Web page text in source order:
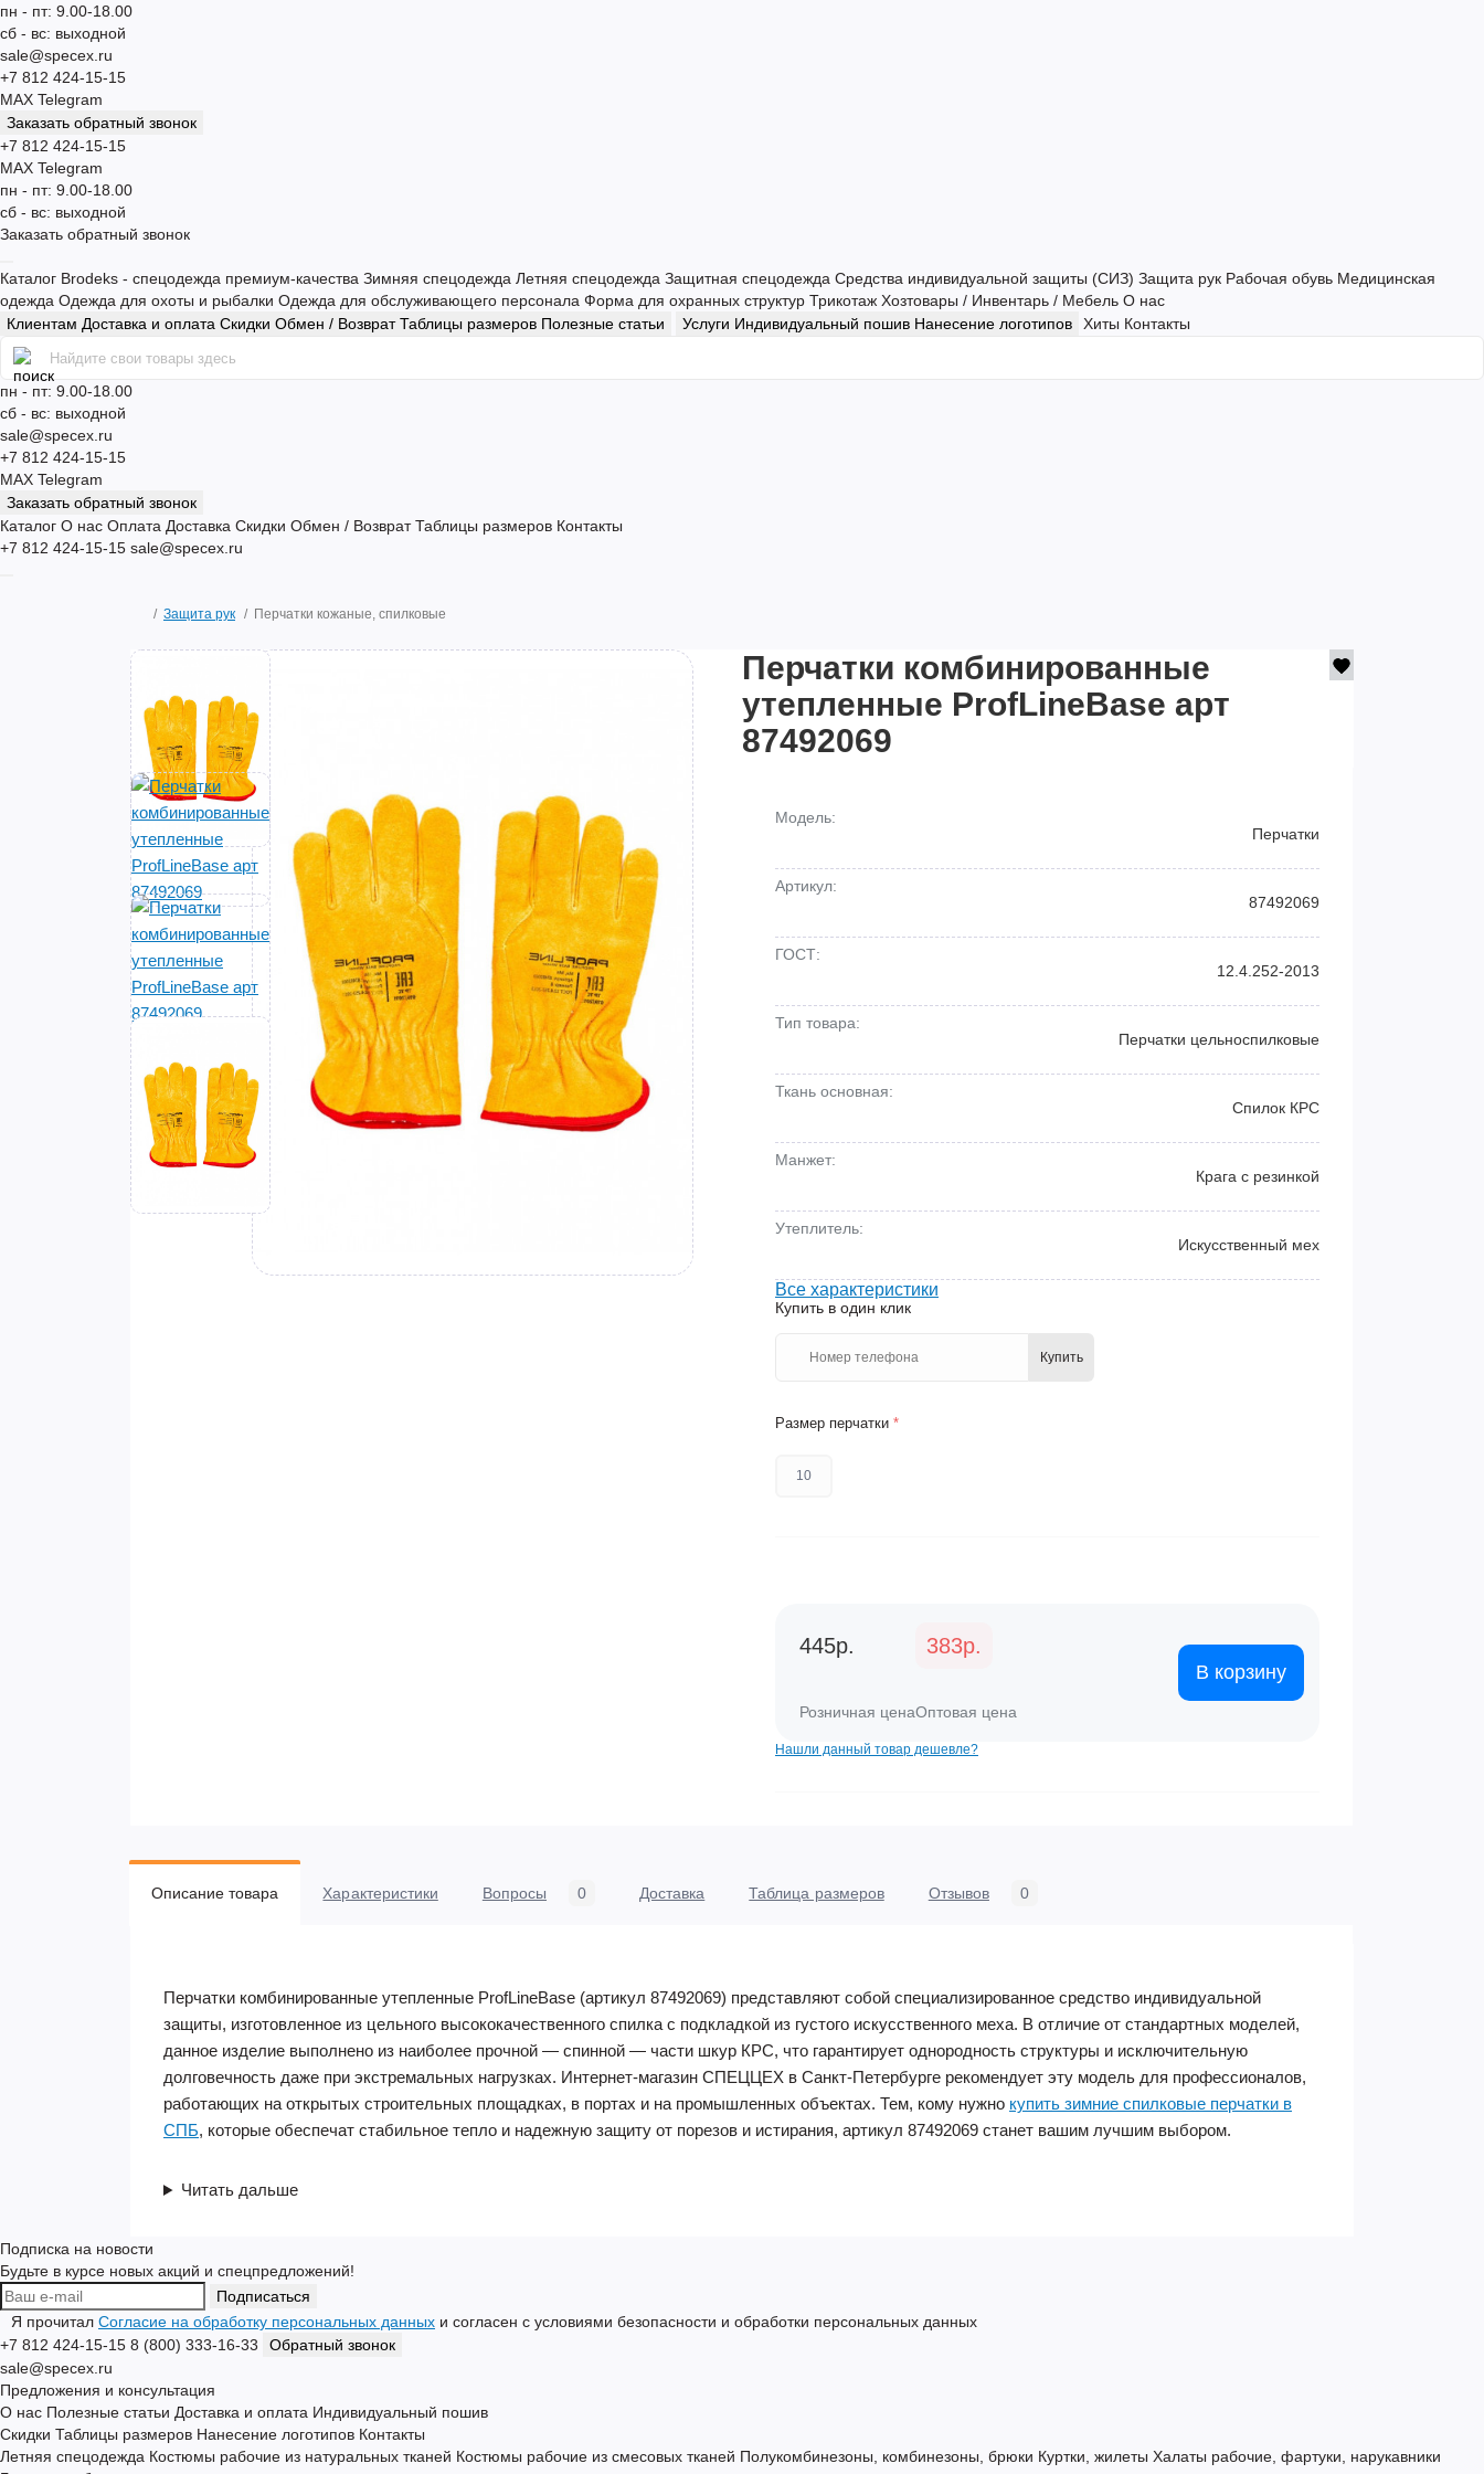
пн - пт: 9.00-18.00
сб - вс: выходной
sale@specex.ru
+7 812 424-15-15
MAX Telegram
Заказать обратный звонок
+7 812 424-15-15
MAX Telegram
пн - пт: 9.00-18.00
сб - вс: выходной
Заказать обратный звонок
Каталог Brodeks - спецодежда премиум-качества Зимняя спецодежда Летняя спецодежда Защитная спецодежда Средства индивидуальной защиты (СИЗ) Защита рук Рабочая обувь Медицинская
одежда Одежда для охоты и рыбалки Одежда для обслуживающего персонала Форма для охранных структур Трикотаж Хозтовары / Инвентарь / Мебель О нас
Клиентам Доставка и оплата Скидки Обмен / ВозвратТаблицы размеров Полезные статьи Услуги Индивидуальный пошив Нанесение логотипов Хиты Контакты
пн - пт: 9.00-18.00
сб - вс: выходной
sale@specex.ru
+7 812 424-15-15
MAX Telegram
Заказать обратный звонок
Каталог О нас Оплата Доставка Скидки Обмен / Возврат Таблицы размеров Контакты
+7 812 424-15-15 sale@specex.ru
Защита рук Перчатки кожаные, спилковые
Перчатки комбинированные
утепленные ProfLineBase арт
87492069
Модель:
Перчатки
Артикул:
87492069
ГОСТ:
12.4.252-2013
Тип товара:
Перчатки цельноспилковые
Ткань основная:
Спилок КРС
Манжет:
Крага с резинкой
Утеплитель:
Искусственный мех
Все характеристики
Купить в один клик
Купить
Размер перчатки *
10
445р.
Розничная цена
383р.
Оптовая цена
В корзину
Нашли данный товар дешевле?
Описание товара Характеристики Вопросы 0 Доставка Таблица размеров Отзывов 0
Перчатки комбинированные утепленные ProfLineBase (артикул 87492069) представляют собой специализированное средство индивидуальной
защиты, изготовленное из цельного высококачественного спилка с подкладкой из густого искусственного меха. В отличие от стандартных моделей,
данное изделие выполнено из наиболее прочной — спинной — части шкур КРС, что гарантирует однородность структуры и исключительную
долговечность даже при экстремальных нагрузках. Интернет-магазин СПЕЦЦЕХ в Санкт-Петербурге рекомендует эту модель для профессионалов,
работающих на открытых строительных площадках, в портах и на промышленных объектах. Тем, кому нужно купить зимние спилковые перчатки в
СПБ, которые обеспечат стабильное тепло и надежную защиту от порезов и истирания, артикул 87492069 станет вашим лучшим выбором.
Читать дальше
Подписка на новости
Будьте в курсе новых акций и спецпредложений!
Подписаться
Я прочитал Согласие на обработку персональных данных и согласен с условиями безопасности и обработки персональных данных
+7 812 424-15-15 8 (800) 333-16-33
Обратный звонок
sale@specex.ru
Предложения и консультация
О нас Полезные статьи Доставка и оплата Индивидуальный пошив
Скидки Таблицы размеров Нанесение логотипов Контакты
Летняя спецодежда Костюмы рабочие из натуральных тканей Костюмы рабочие из смесовых тканей Полукомбинезоны, комбинезоны, брюки Куртки, жилеты Халаты рабочие, фартуки, нарукавники